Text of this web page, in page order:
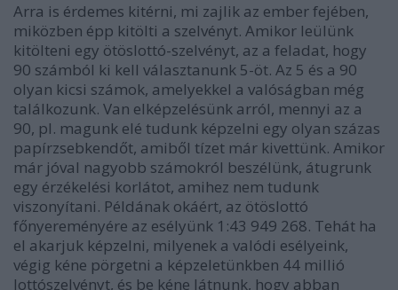
Arra is érdemes kitérni, mi zajlik az ember fejében,
miközben épp kitölti a szelvényt. Amikor leülünk
kitölteni egy ötöslottó-szelvényt, az a feladat, hogy
90 számból ki kell választanunk 5-öt. Az 5 és a 90
olyan kicsi számok, amelyekkel a valóságban még
találkozunk. Van elképzelésünk arról, mennyi az a
90, pl. magunk elé tudunk képzelni egy olyan százas
papírzsebkendőt, amiből tízet már kivettünk. Amikor
már jóval nagyobb számokról beszélünk, átugrunk
egy érzékelési korlátot, amihez nem tudunk
viszonyítani. Példának okáért, az ötöslottó
főnyereményére az esélyünk 1:43 949 268. Tehát ha
el akarjuk képzelni, milyenek a valódi esélyeink,
végig kéne pörgetni a képzeletünkben 44 millió
lottószelvényt, és be kéne látnunk, hogy abban